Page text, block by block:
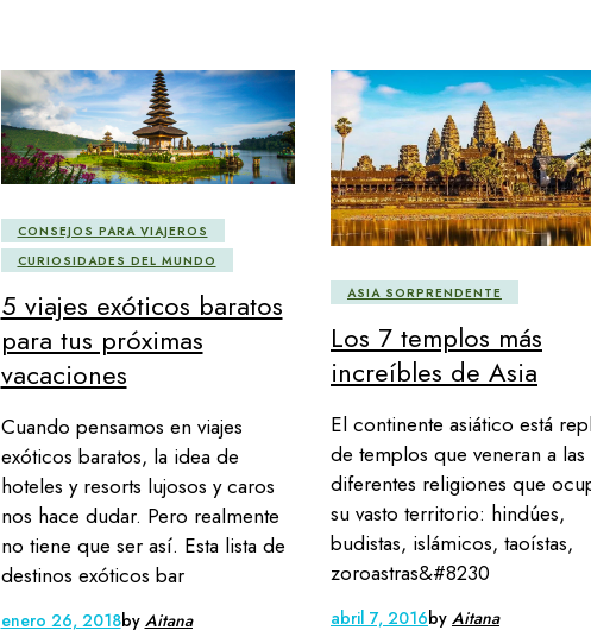
CONSEJOS PARA VIAJEROS
CURIOSIDADES DEL MUNDO
5 viajes exóticos baratos
para tus próximas
vacaciones
Cuando pensamos en viajes
exóticos baratos, la idea de
hoteles y resorts lujosos y caros
nos hace dudar. Pero realmente
no tiene que ser así. Esta lista de
destinos exóticos bar
enero 26, 2018by Aitana
ASIA SORPRENDENTE
Los 7 templos más
increíbles de Asia
El continente asiático está
de templos que veneran a las
diferentes religiones que
su vasto territorio: hindúes,
budistas, islámicos, taoístas,
zoroastras&#8230
abril 7, 2016by Aitana